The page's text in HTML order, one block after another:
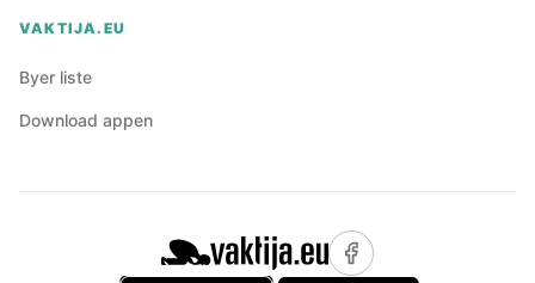
VAKTIJA.EU
Byer liste
Download appen